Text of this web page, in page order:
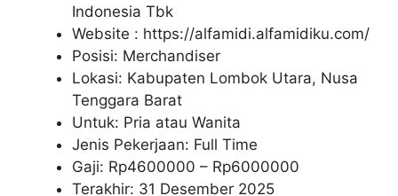
Indonesia Tbk
Website : https://alfamidi.alfamidiku.com/
Posisi: Merchandiser
Lokasi: Kabupaten Lombok Utara, Nusa
Tenggara Barat
Untuk: Pria atau Wanita
Jenis Pekerjaan: Full Time
Gaji: Rp4600000 – Rp6000000
Terakhir: 31 Desember 2025